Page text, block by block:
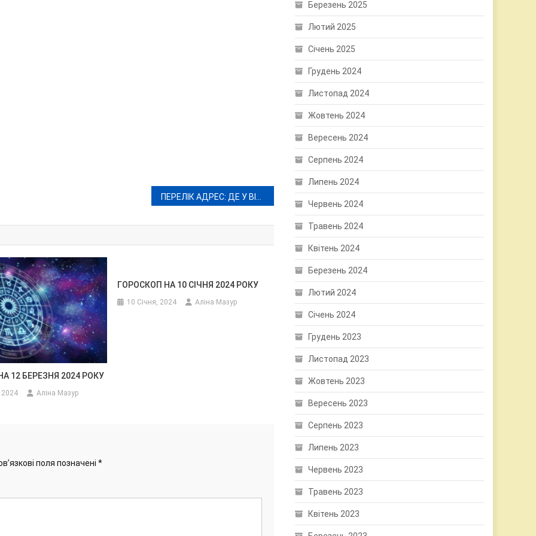
12 БЕРЕЗНЯ 2024 РОКУ
2024 Аліна Мазур
ГОРОСКОП НА 10 СІЧНЯ 2024 РОКУ
10 Січня, 2024 Аліна Мазур
поля позначені *
Березень 2025
Лютий 2025
Січень 2025
Грудень 2024
Листопад 2024
Жовтень 2024
Вересень 2024
Серпень 2024
Липень 2024
Червень 2024
Травень 2024
Квітень 2024
Березень 2024
Лютий 2024
Січень 2024
Грудень 2023
Листопад 2023
Жовтень 2023
Вересень 2023
Серпень 2023
Липень 2023
Червень 2023
Травень 2023
Квітень 2023